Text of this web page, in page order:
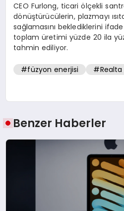
CEO Furlong, ticari ölçekli
dönüştürücülerin, plazmayı
sağlamasını beklediklerini
toplam üretimi yüzde 20 ila
tahmin ediliyor.
#füzyon enerjisi #Realta
Benzer Haberler